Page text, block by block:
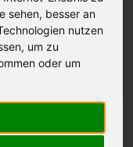
sehen, besser an
nutzen
um zu
oder um